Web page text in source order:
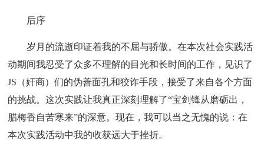
后序
岁月的流逝印证着我的不屈与骄傲。在本次社会实践活
动期间我忍受了众多不理解的目光和长时间的工作，见识了
JS（奸商）们的伪善面孔和狡诈手段，接受了来自各个方面
的挑战。这次实践让我真正深刻理解了“宝剑锋从磨砺出，
腊梅香自苦寒来”的深意。现在，我可以当之无愧的说：在
本次实践活动中我的收获远大于挫折。